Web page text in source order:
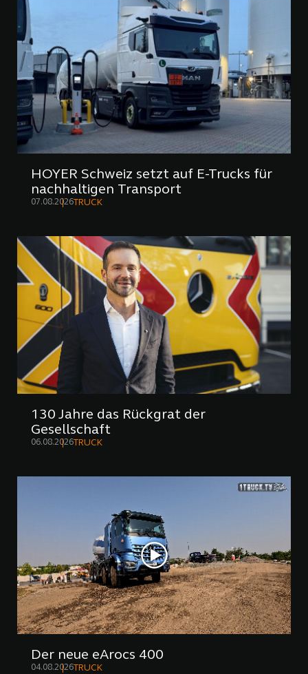
HOYER Schweiz setzt auf E-Trucks für
nachhaltigen Transport
07.08.2026 TRUCK
130 Jahre das Rückgrat der
Gesellschaft
06.08.2026 TRUCK
Der neue eArocs 400
04.08.2026TRUCK